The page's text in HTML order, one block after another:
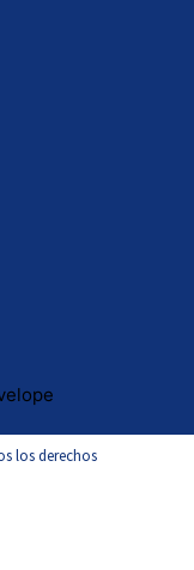
los derechos